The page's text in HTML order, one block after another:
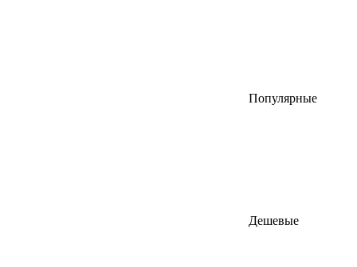
Популярные
Дешевые